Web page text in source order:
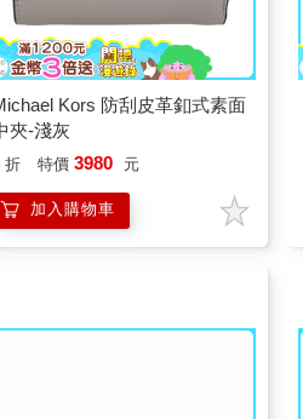
Kors 防刮皮革釦式素面
夾-淺灰
折 特價 3980 元
加入購物車